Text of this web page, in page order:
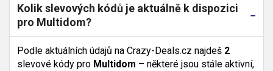
Kolik slevových kódů je aktuálně k dispozici
pro Multidom?
Podle aktuálních údajů na Crazy-Deals.cz najdeš 2
slevové kódy pro Multidom – některé jsou stále aktivní,